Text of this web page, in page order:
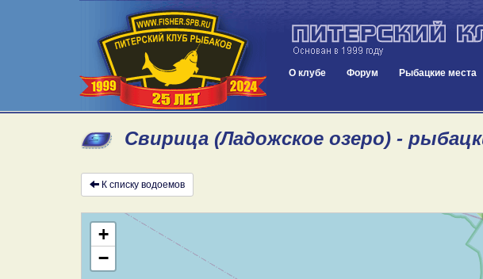
О клубе Форум Рыбацкие места
Свирица (Ладожское озеро) -
К списку водоемов
+
−